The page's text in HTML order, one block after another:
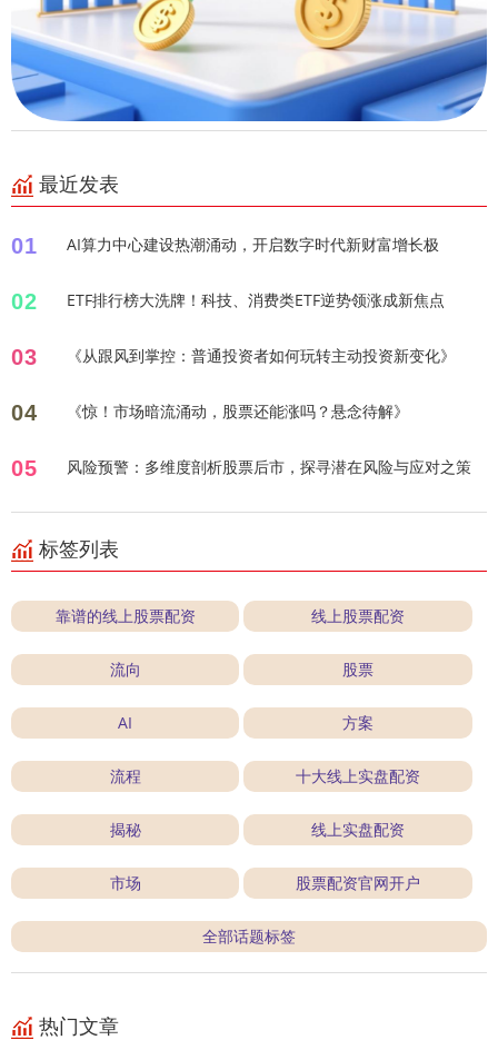
最近发表
01 AI算力中心建设热潮涌动，开启数字时代新财富增长极
02 ETF排行榜大洗牌！科技、消费类ETF逆势领涨成新焦点
03 《从跟风到掌控：普通投资者如何玩转主动投资新变化》
04 《惊！市场暗流涌动，股票还能涨吗？悬念待解》
05 风险预警：多维度剖析股票后市，探寻潜在风险与应对之策
标签列表
靠谱的线上股票配资 线上股票配资
流向 股票
AI 方案
流程 十大线上实盘配资
揭秘 线上实盘配资
市场 股票配资官网开户
全部话题标签
热门文章